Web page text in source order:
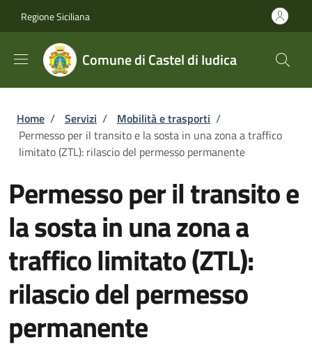
Regione Siciliana
Comune di Castel di Iudica
Briciole di pane
Home / Servizi / Mobilità e trasporti /
Permesso per il transito e la sosta in una zona a traffico
limitato (ZTL): rilascio del permesso permanente
Permesso per il transito e
la sosta in una zona a
traffico limitato (ZTL):
rilascio del permesso
permanente